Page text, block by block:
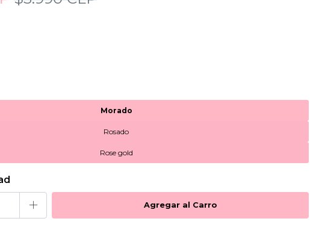
Morado
Rosado
Rose gold
+